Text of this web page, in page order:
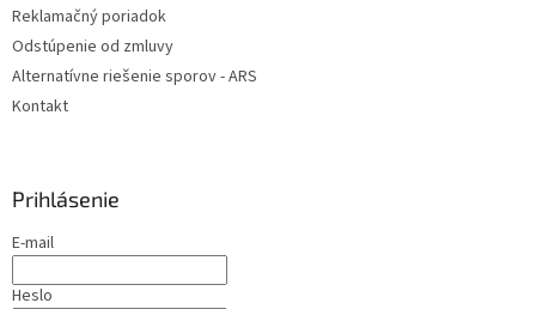
Reklamačný poriadok
Odstúpenie od zmluvy
Alternatívne riešenie sporov - ARS
Kontakt
Prihlásenie
E-mail
Heslo